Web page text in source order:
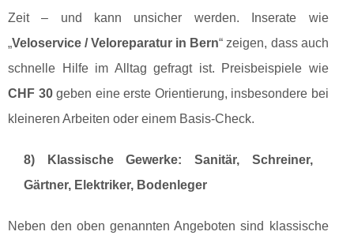
Zeit – und kann unsicher werden. Inserate wie
„Veloservice / Veloreparatur in Bern“ zeigen, dass auch
schnelle Hilfe im Alltag gefragt ist. Preisbeispiele wie
CHF 30geben eine erste Orientierung, insbesondere bei
kleineren Arbeiten oder einem Basis-Check.
8) Klassische Gewerke: Sanitär, Schreiner,
Gärtner, Elektriker, Bodenleger
Neben den oben genannten Angeboten sind klassische